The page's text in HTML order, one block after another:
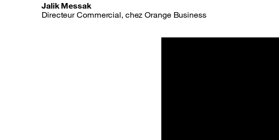
Jalik Messak
Directeur Commercial, chez Orange Business